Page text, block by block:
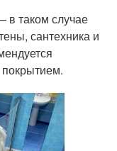
таком случае
сантехника и
покрытием.